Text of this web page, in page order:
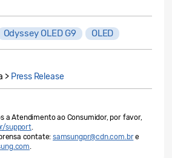
Odyssey OLED G9 OLED
> Press Release
a Atendimento ao Consumidor, por favor,
support.
contate: samsungpr@cdn.com.bre